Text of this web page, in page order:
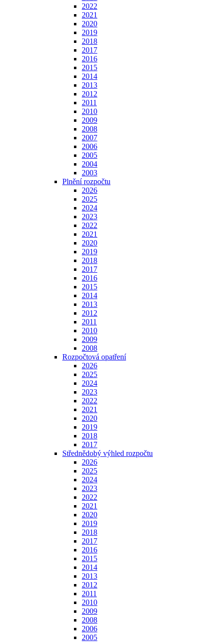
2022
2021
2020
2019
2018
2017
2016
2015
2014
2013
2012
2011
2010
2009
2008
2007
2006
2005
2004
2003
Plnění rozpočtu
2026
2025
2024
2023
2022
2021
2020
2019
2018
2017
2016
2015
2014
2013
2012
2011
2010
2009
2008
Rozpočtová opatření
2026
2025
2024
2023
2022
2021
2020
2019
2018
2017
Střednědobý výhled rozpočtu
2026
2025
2024
2023
2022
2021
2020
2019
2018
2017
2016
2015
2014
2013
2012
2011
2010
2009
2008
2006
2005